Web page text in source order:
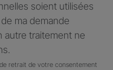
soient utilisées
ma demande
autre traitement ne
retrait de votre consentement